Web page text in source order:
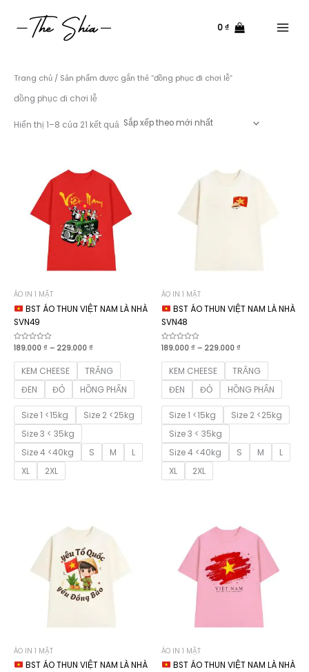
0₫
Main
Trang chủ / Sản phẩm được gắn thẻ “đồng phục đi chơi lễ”
đồng phục đi chơi lễ
Hiển thị 1–8 của 21 kết quảĐã
ÁO IN 1 MẶT
BST ÁO THUN VIỆT NAM LÀ NHÀ
SVN49
Được
hạng
sao
189.000 ₫ – 229.000 ₫
từ
189.000 ₫
đến
229.000 ₫
KEM CHEESE
TRẮNG
ĐEN
ĐỎ HỒNG PHẤN
Size 1 <15kg
Size 2 <25kg
Size 3 < 35kg
Size 4 <40kg
S M
L
XL
2XL
ÁO IN 1 MẶT
BST ÁO THUN VIỆT NAM LÀ NHÀ
SVN48
Được
hạng
sao
189.000 ₫ – 229.000 ₫
từ
189.000 ₫
đến
229.000 ₫
KEM CHEESE
TRẮNG
ĐEN
ĐỎ HỒNG PHẤN
Size 1 <15kg
Size 2 <25kg
Size 3 < 35kg
Size 4 <40kg
S M
L
XL
2XL
ÁO IN 1 MẶT
BST ÁO THUN VIỆT NAM LÀ NHÀ
ÁO IN 1 MẶT
BST ÁO THUN VIỆT NAM LÀ NHÀ